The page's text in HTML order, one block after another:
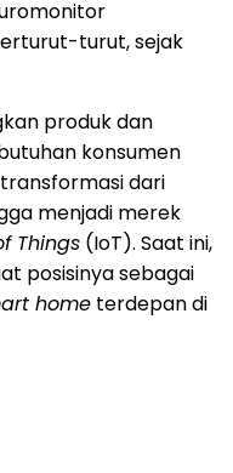
turut, sejak
produk dan
konsumen
dari
menjadi merek
Things (IoT). Saat ini,
posisinya sebagai
home terdepan di